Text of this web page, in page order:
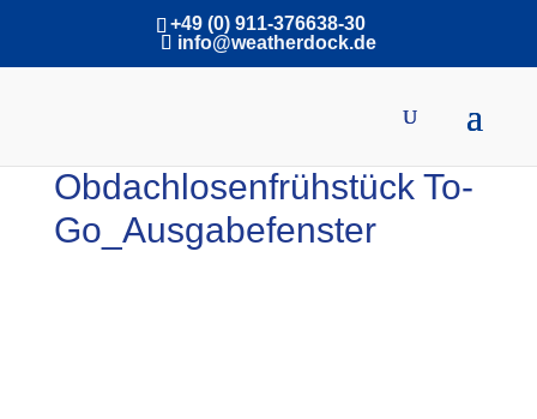
+49 (0) 911-376638-30
info@weatherdock.de
Obdachlosenfrühstück To-
Go_Ausgabefenster